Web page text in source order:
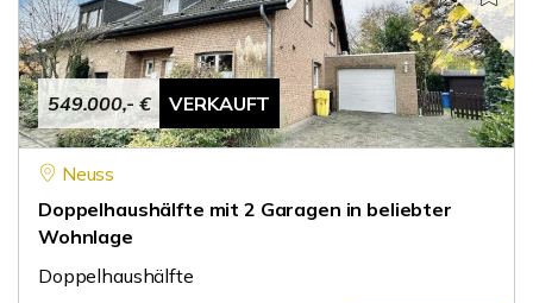
549.000,- € VERKAUFT
Neuss
Doppelhaushälfte mit 2 Garagen in beliebter
Wohnlage
Doppelhaushälfte